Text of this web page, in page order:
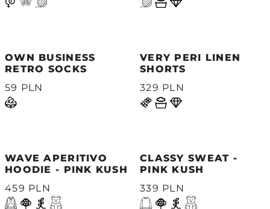
OWN BUSINESS
RETRO SOCKS
59 PLN
VERY PERI LINEN
SHORTS
329 PLN
WAVE APERITIVO
HOODIE - PINK KUSH
459 PLN
CLASSY SWEAT -
PINK KUSH
339 PLN